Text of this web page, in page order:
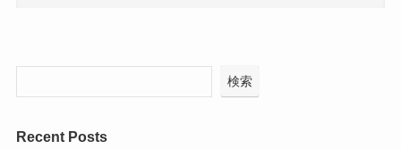
検索
Recent Posts